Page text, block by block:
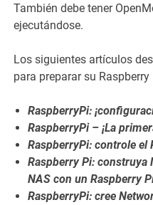
También debe tener
ejecutándose.
Los siguientes artículos
para preparar su Raspberry
RaspberryPi:
RaspberryPi – ¡La
RaspberryPi: controle el
Raspberry Pi:
NAS con un Raspberry
RaspberryPi: cree